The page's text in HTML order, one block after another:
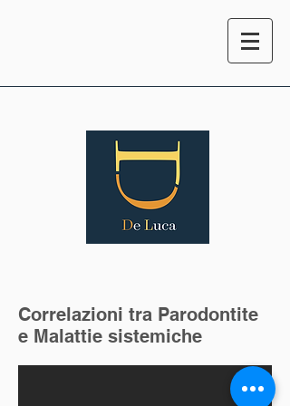
Correlazioni tra Parodontite
e Malattie sistemiche